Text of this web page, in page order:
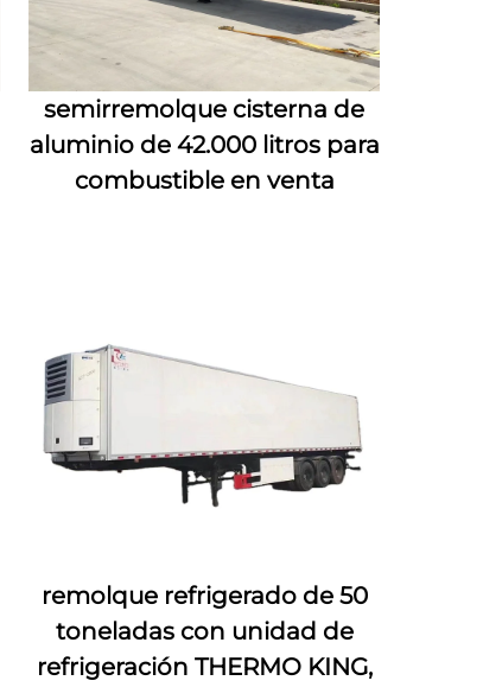
semirremolque cisterna de
aluminio de 42.000 litros para
combustible en venta
remolque refrigerado de 50
toneladas con unidad de
refrigeración THERMO KING,